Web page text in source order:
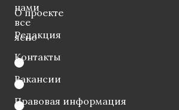
нами
все
ясно
О проекте
Редакция
Контакты
Вакансии
Правовая информация